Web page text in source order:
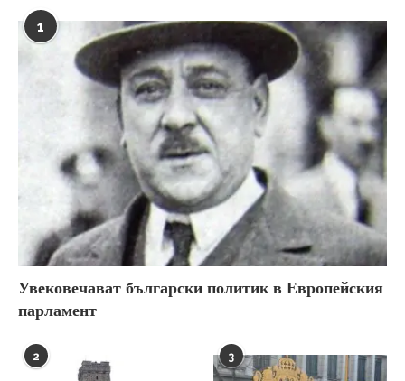
1
Увековечават български политик в Европейския
парламент
2 3